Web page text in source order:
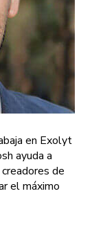
en Exolyt
ayuda a
de
el máximo